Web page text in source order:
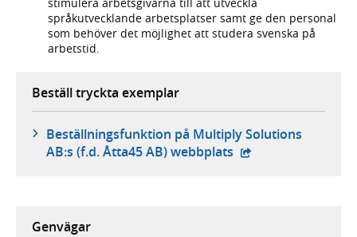
språkutvecklande arbetsplatser samt ge den personal
som behöver det möjlighet att studera svenska på
arbetstid.
Beställ tryckta exemplar
Beställningsfunktion på Multiply Solutions
AB:s (f.d. Åtta45 AB) webbplats - extern webbplats,
Genvägar